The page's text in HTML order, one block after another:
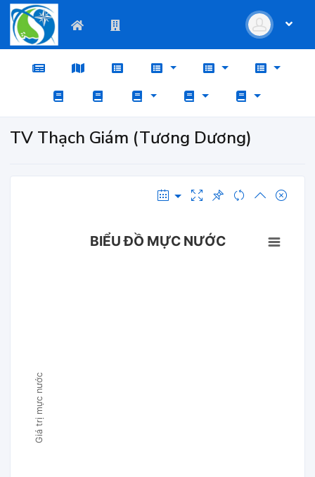
TV Thạch Giám (Tương Dương)
Giá trị mực nước
BIỂU ĐỒ MỰC NƯỚC